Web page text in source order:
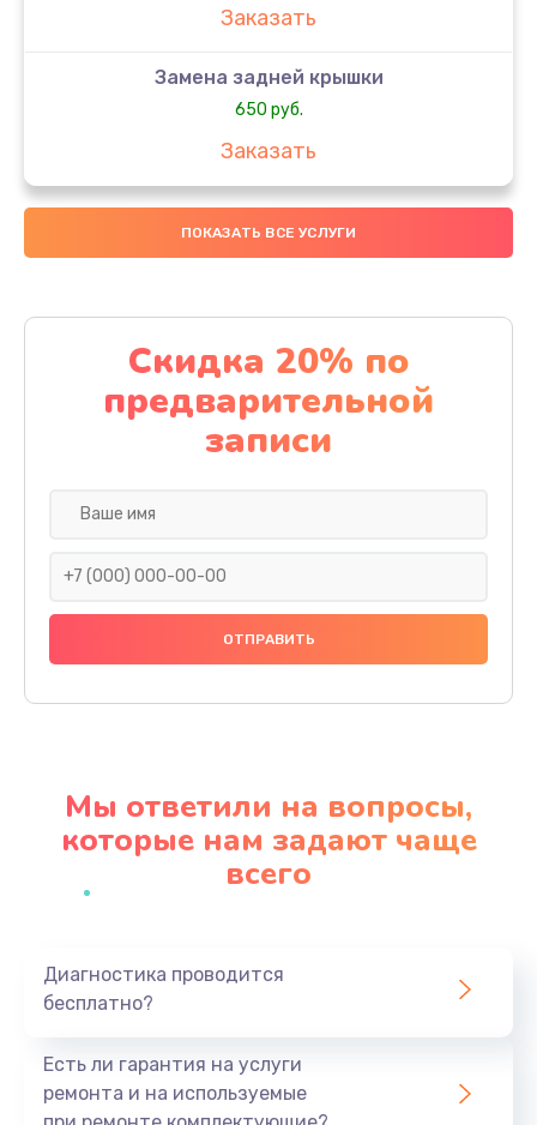
Заказать
Замена задней крышки
650 руб.
Заказать
Замена аккумулятора
4000 руб.
Замена материнской платы
1100 руб.
Заказать
Замена праймера
1000 руб.
Заказать
Профилактическая чистка
Заказать
ПОКАЗАТЬ ВСЕ УСЛУГИ
Скидка 20% по
предварительной
записи
Мы ответили на вопросы,
которые нам задают чаще
всего
Диагностика проводится
бесплатно?
Есть ли гарантия на услуги
ремонта и на используемые